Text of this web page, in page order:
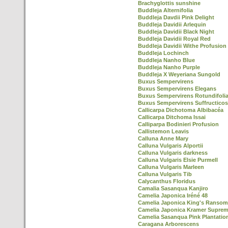
Brachyglottis sunshine
Buddleja Alternifolia
Buddleja Davdii Pink Delight
Buddleja Davidii Arlequin
Buddleja Davidii Black Night
Buddleja Davidii Royal Red
Buddleja Davidii Withe Profusion
Buddleja Lochinch
Buddleja Nanho Blue
Buddleja Nanho Purple
Buddleja X Weyeriana Sungold
Buxus Sempervirens
Buxus Sempervirens Elegans
Buxus Sempervirens Rotundifolia
Buxus Sempervirens
Callicarpa Dichotoma Albibacéa
Callicarpa Ditchoma Issai
Calliparpa Bodinieri Profusion
Callistemon Leavis
Calluna Anne Mary
Calluna Vulgaris Alportii
Calluna Vulgaris darkness
Calluna Vulgaris Elsie Purmell
Calluna Vulgaris Marleen
Calluna Vulgaris Tib
Calycanthus Floridus
Camalia Sasanqua Kanjiro
Camelia Japonica Iréné 48
Camelia Japonica King's Ransom
Camelia Japonica Kramer
Camelia Sasanqua Pink
Caragana Arborescens